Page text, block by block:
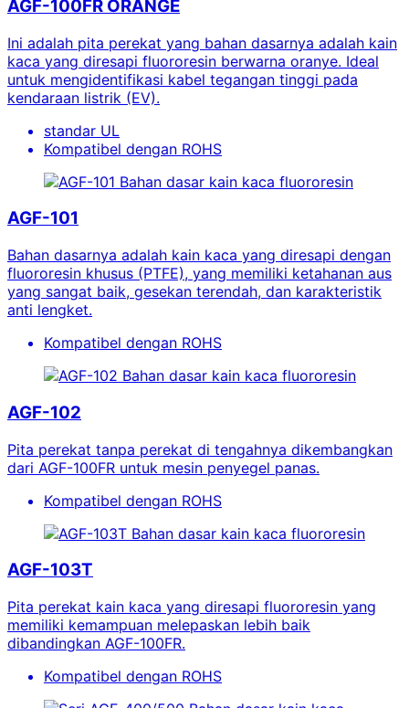
AGF-100FR ORANGE
Ini adalah pita perekat yang bahan dasarnya adalah kain
kaca yang diresapi fluororesin berwarna oranye. Ideal
untuk mengidentifikasi kabel tegangan tinggi pada
kendaraan listrik (EV).
standar UL
Kompatibel dengan ROHS
Bahan dasar kain kaca fluororesin
AGF-101
Bahan dasarnya adalah kain kaca yang diresapi dengan
fluororesin khusus (PTFE), yang memiliki ketahanan aus
yang sangat baik, gesekan terendah, dan karakteristik
anti lengket.
Kompatibel dengan ROHS
Bahan dasar kain kaca fluororesin
AGF-102
Pita perekat tanpa perekat di tengahnya dikembangkan
dari AGF-100FR untuk mesin penyegel panas.
Kompatibel dengan ROHS
Bahan dasar kain kaca fluororesin
AGF-103T
Pita perekat kain kaca yang diresapi fluororesin yang
memiliki kemampuan melepaskan lebih baik
dibandingkan AGF-100FR.
Kompatibel dengan ROHS